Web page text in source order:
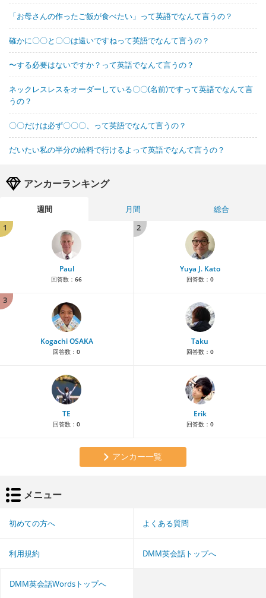
「お母さんの作ったご飯が食べたい」って英語でなんて言うの？
確かに〇〇と〇〇は遠いですねって英語でなんて言うの？
〜する必要はないですか？って英語でなんて言うの？
ネックレスレスをオーダーしている〇〇(名前)ですって英語でなんて言
うの？
〇〇だけは必ず〇〇〇、って英語でなんて言うの？
だいたい私の半分の給料で行けるよって英語でなんて言うの？
アンカーランキング
週間 月間
総合
1
Paul
回答数： 66
2
Yuya J. Kato
回答数： 0
3
Kogachi OSAKA
回答数： 0
Taku
回答数： 0
TE
回答数： 0
Erik
回答数： 0
アンカー一覧
メニュー
初めての方へ よくある質問
利用規約 DMM英会話トップへ
DMM英会話Wordsトップへ